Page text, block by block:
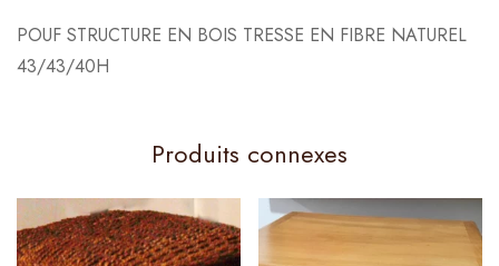
POUF STRUCTURE EN BOIS TRESSE EN FIBRE NATUREL
43/43/40H
Produits connexes